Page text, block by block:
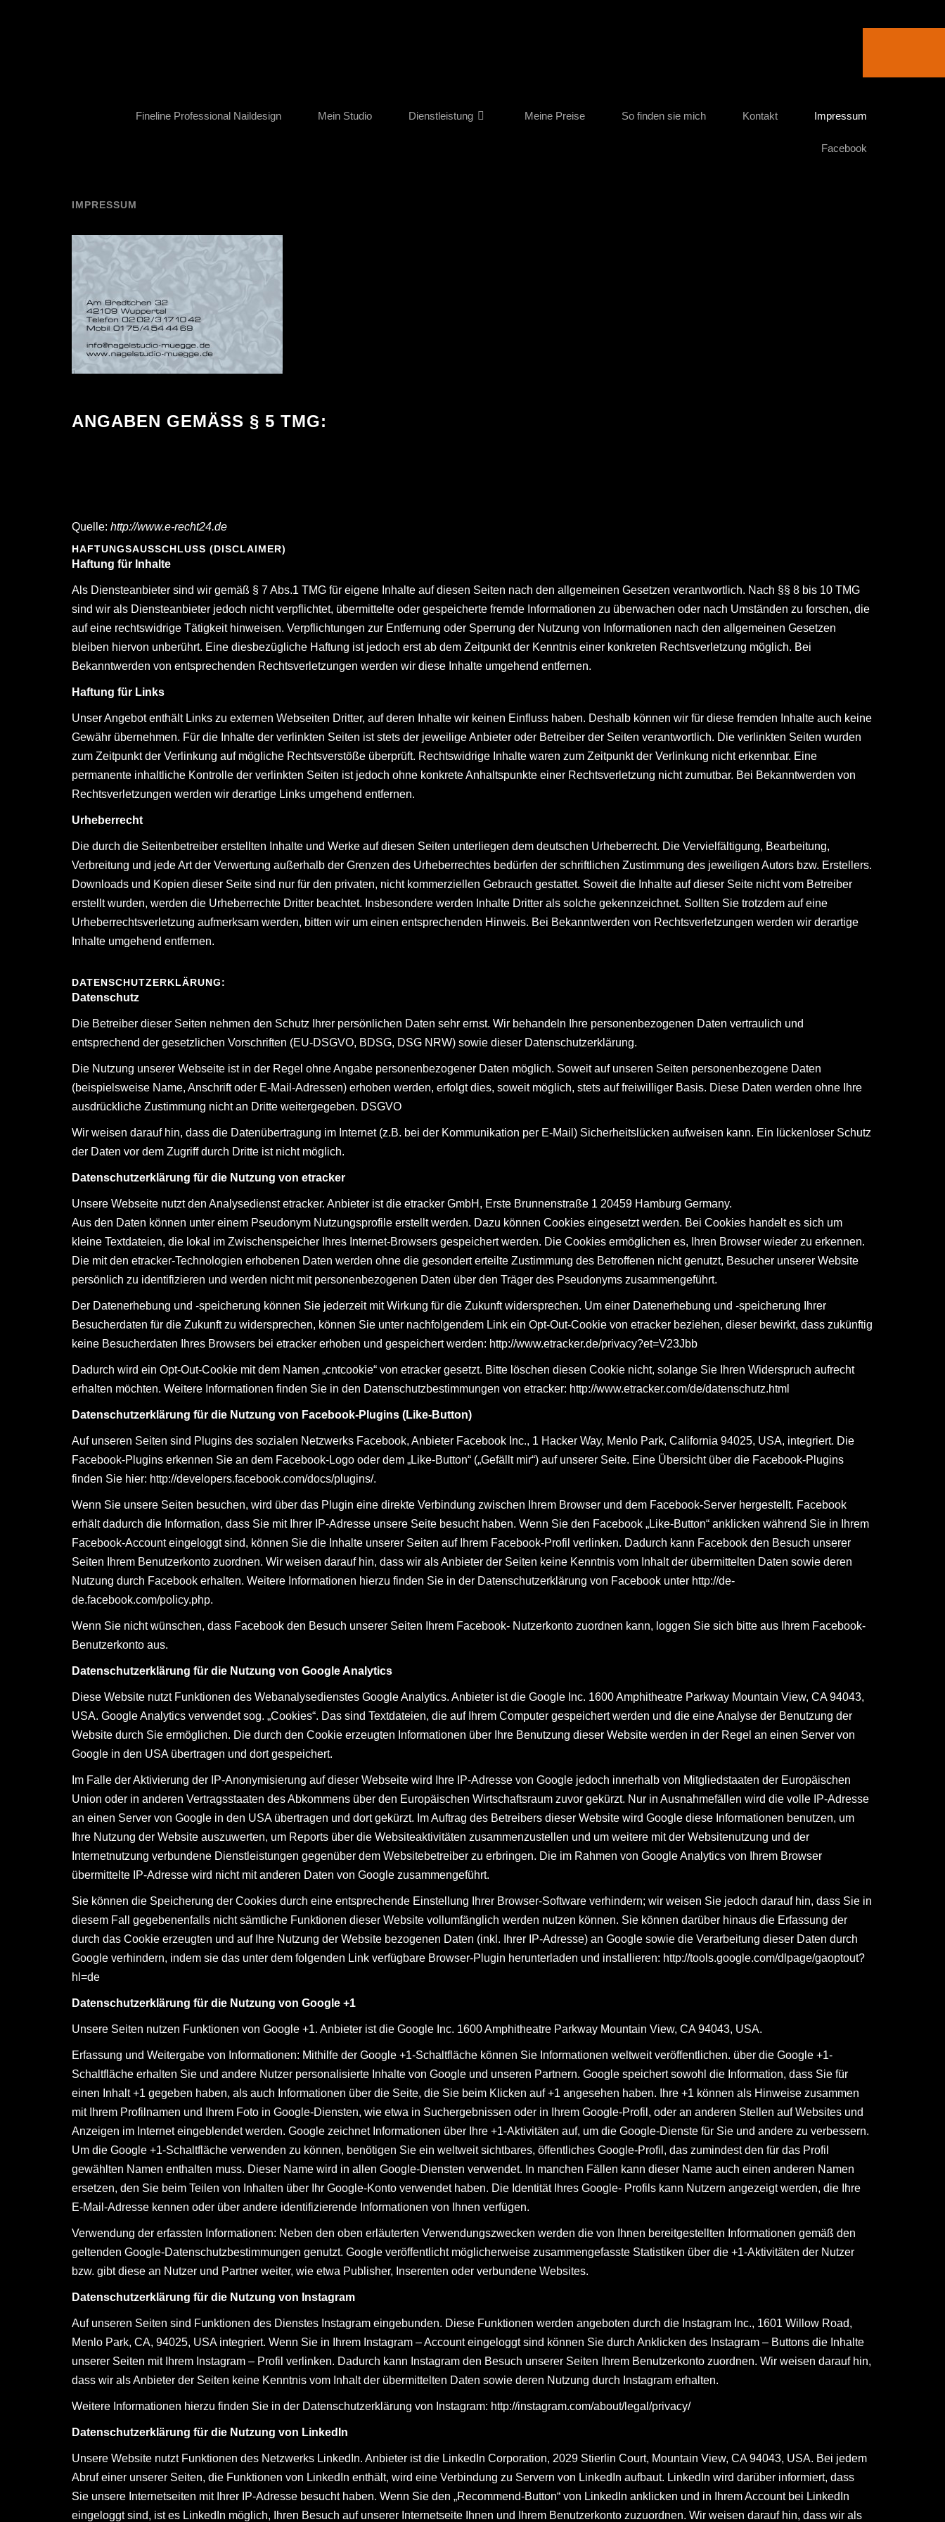
Fineline Professional Naildesign Mein Studio Dienstleistung Meine Preise So finden sie mich Kontakt Impressum
Facebook
IMPRESSUM
ANGABEN GEMÄSS § 5 TMG:
Quelle: http://www.e-recht24.de
HAFTUNGSAUSSCHLUSS (DISCLAIMER)
Haftung für Inhalte
Als Diensteanbieter sind wir gemäß § 7 Abs.1 TMG für eigene Inhalte auf diesen Seiten nach den allgemeinen Gesetzen verantwortlich. Nach §§ 8 bis 10 TMG
sind wir als Diensteanbieter jedoch nicht verpflichtet, übermittelte oder gespeicherte fremde Informationen zu überwachen oder nach Umständen zu forschen, die
auf eine rechtswidrige Tätigkeit hinweisen. Verpflichtungen zur Entfernung oder Sperrung der Nutzung von Informationen nach den allgemeinen Gesetzen
bleiben hiervon unberührt. Eine diesbezügliche Haftung ist jedoch erst ab dem Zeitpunkt der Kenntnis einer konkreten Rechtsverletzung möglich. Bei
Bekanntwerden von entsprechenden Rechtsverletzungen werden wir diese Inhalte umgehend entfernen.
Haftung für Links
Unser Angebot enthält Links zu externen Webseiten Dritter, auf deren Inhalte wir keinen Einfluss haben. Deshalb können wir für diese fremden Inhalte auch keine
Gewähr übernehmen. Für die Inhalte der verlinkten Seiten ist stets der jeweilige Anbieter oder Betreiber der Seiten verantwortlich. Die verlinkten Seiten wurden
zum Zeitpunkt der Verlinkung auf mögliche Rechtsverstöße überprüft. Rechtswidrige Inhalte waren zum Zeitpunkt der Verlinkung nicht erkennbar. Eine
permanente inhaltliche Kontrolle der verlinkten Seiten ist jedoch ohne konkrete Anhaltspunkte einer Rechtsverletzung nicht zumutbar. Bei Bekanntwerden von
Rechtsverletzungen werden wir derartige Links umgehend entfernen.
Urheberrecht
Die durch die Seitenbetreiber erstellten Inhalte und Werke auf diesen Seiten unterliegen dem deutschen Urheberrecht. Die Vervielfältigung, Bearbeitung,
Verbreitung und jede Art der Verwertung außerhalb der Grenzen des Urheberrechtes bedürfen der schriftlichen Zustimmung des jeweiligen Autors bzw. Erstellers.
Downloads und Kopien dieser Seite sind nur für den privaten, nicht kommerziellen Gebrauch gestattet. Soweit die Inhalte auf dieser Seite nicht vom Betreiber
erstellt wurden, werden die Urheberrechte Dritter beachtet. Insbesondere werden Inhalte Dritter als solche gekennzeichnet. Sollten Sie trotzdem auf eine
Urheberrechtsverletzung aufmerksam werden, bitten wir um einen entsprechenden Hinweis. Bei Bekanntwerden von Rechtsverletzungen werden wir derartige
Inhalte umgehend entfernen.
DATENSCHUTZERKLÄRUNG:
Datenschutz
Die Betreiber dieser Seiten nehmen den Schutz Ihrer persönlichen Daten sehr ernst. Wir behandeln Ihre personenbezogenen Daten vertraulich und
entsprechend der gesetzlichen Vorschriften (EU-DSGVO, BDSG, DSG NRW) sowie dieser Datenschutzerklärung.
Die Nutzung unserer Webseite ist in der Regel ohne Angabe personenbezogener Daten möglich. Soweit auf unseren Seiten personenbezogene Daten
(beispielsweise Name, Anschrift oder E-Mail-Adressen) erhoben werden, erfolgt dies, soweit möglich, stets auf freiwilliger Basis. Diese Daten werden ohne Ihre
ausdrückliche Zustimmung nicht an Dritte weitergegeben. DSGVO
Wir weisen darauf hin, dass die Datenübertragung im Internet (z.B. bei der Kommunikation per E-Mail) Sicherheitslücken aufweisen kann. Ein lückenloser Schutz
der Daten vor dem Zugriff durch Dritte ist nicht möglich.
Datenschutzerklärung für die Nutzung von etracker
Unsere Webseite nutzt den Analysedienst etracker. Anbieter ist die etracker GmbH, Erste Brunnenstraße 1 20459 Hamburg Germany.
Aus den Daten können unter einem Pseudonym Nutzungsprofile erstellt werden. Dazu können Cookies eingesetzt werden. Bei Cookies handelt es sich um
kleine Textdateien, die lokal im Zwischenspeicher Ihres Internet-Browsers gespeichert werden. Die Cookies ermöglichen es, Ihren Browser wieder zu erkennen.
Die mit den etracker-Technologien erhobenen Daten werden ohne die gesondert erteilte Zustimmung des Betroffenen nicht genutzt, Besucher unserer Website
persönlich zu identifizieren und werden nicht mit personenbezogenen Daten über den Träger des Pseudonyms zusammengeführt.
Der Datenerhebung und -speicherung können Sie jederzeit mit Wirkung für die Zukunft widersprechen. Um einer Datenerhebung und -speicherung Ihrer
Besucherdaten für die Zukunft zu widersprechen, können Sie unter nachfolgendem Link ein Opt-Out-Cookie von etracker beziehen, dieser bewirkt, dass zukünftig
keine Besucherdaten Ihres Browsers bei etracker erhoben und gespeichert werden: http://www.etracker.de/privacy?et=V23Jbb
Dadurch wird ein Opt-Out-Cookie mit dem Namen „cntcookie“ von etracker gesetzt. Bitte löschen diesen Cookie nicht, solange Sie Ihren Widerspruch aufrecht
erhalten möchten. Weitere Informationen finden Sie in den Datenschutzbestimmungen von etracker: http://www.etracker.com/de/datenschutz.html
Datenschutzerklärung für die Nutzung von Facebook-Plugins (Like-Button)
Auf unseren Seiten sind Plugins des sozialen Netzwerks Facebook, Anbieter Facebook Inc., 1 Hacker Way, Menlo Park, California 94025, USA, integriert. Die
Facebook-Plugins erkennen Sie an dem Facebook-Logo oder dem „Like-Button“ („Gefällt mir“) auf unserer Seite. Eine Übersicht über die Facebook-Plugins
finden Sie hier: http://developers.facebook.com/docs/plugins/.
Wenn Sie unsere Seiten besuchen, wird über das Plugin eine direkte Verbindung zwischen Ihrem Browser und dem Facebook-Server hergestellt. Facebook
erhält dadurch die Information, dass Sie mit Ihrer IP-Adresse unsere Seite besucht haben. Wenn Sie den Facebook „Like-Button“ anklicken während Sie in Ihrem
Facebook-Account eingeloggt sind, können Sie die Inhalte unserer Seiten auf Ihrem Facebook-Profil verlinken. Dadurch kann Facebook den Besuch unserer
Seiten Ihrem Benutzerkonto zuordnen. Wir weisen darauf hin, dass wir als Anbieter der Seiten keine Kenntnis vom Inhalt der übermittelten Daten sowie deren
Nutzung durch Facebook erhalten. Weitere Informationen hierzu finden Sie in der Datenschutzerklärung von Facebook unter http://de-
de.facebook.com/policy.php.
Wenn Sie nicht wünschen, dass Facebook den Besuch unserer Seiten Ihrem Facebook- Nutzerkonto zuordnen kann, loggen Sie sich bitte aus Ihrem Facebook-
Benutzerkonto aus.
Datenschutzerklärung für die Nutzung von Google Analytics
Diese Website nutzt Funktionen des Webanalysedienstes Google Analytics. Anbieter ist die Google Inc. 1600 Amphitheatre Parkway Mountain View, CA 94043,
USA. Google Analytics verwendet sog. „Cookies“. Das sind Textdateien, die auf Ihrem Computer gespeichert werden und die eine Analyse der Benutzung der
Website durch Sie ermöglichen. Die durch den Cookie erzeugten Informationen über Ihre Benutzung dieser Website werden in der Regel an einen Server von
Google in den USA übertragen und dort gespeichert.
Im Falle der Aktivierung der IP-Anonymisierung auf dieser Webseite wird Ihre IP-Adresse von Google jedoch innerhalb von Mitgliedstaaten der Europäischen
Union oder in anderen Vertragsstaaten des Abkommens über den Europäischen Wirtschaftsraum zuvor gekürzt. Nur in Ausnahmefällen wird die volle IP-Adresse
an einen Server von Google in den USA übertragen und dort gekürzt. Im Auftrag des Betreibers dieser Website wird Google diese Informationen benutzen, um
Ihre Nutzung der Website auszuwerten, um Reports über die Websiteaktivitäten zusammenzustellen und um weitere mit der Websitenutzung und der
Internetnutzung verbundene Dienstleistungen gegenüber dem Websitebetreiber zu erbringen. Die im Rahmen von Google Analytics von Ihrem Browser
übermittelte IP-Adresse wird nicht mit anderen Daten von Google zusammengeführt.
Sie können die Speicherung der Cookies durch eine entsprechende Einstellung Ihrer Browser-Software verhindern; wir weisen Sie jedoch darauf hin, dass Sie in
diesem Fall gegebenenfalls nicht sämtliche Funktionen dieser Website vollumfänglich werden nutzen können. Sie können darüber hinaus die Erfassung der
durch das Cookie erzeugten und auf Ihre Nutzung der Website bezogenen Daten (inkl. Ihrer IP-Adresse) an Google sowie die Verarbeitung dieser Daten durch
Google verhindern, indem sie das unter dem folgenden Link verfügbare Browser-Plugin herunterladen und installieren: http://tools.google.com/dlpage/gaoptout?
hl=de
Datenschutzerklärung für die Nutzung von Google +1
Unsere Seiten nutzen Funktionen von Google +1. Anbieter ist die Google Inc. 1600 Amphitheatre Parkway Mountain View, CA 94043, USA.
Erfassung und Weitergabe von Informationen: Mithilfe der Google +1-Schaltfläche können Sie Informationen weltweit veröffentlichen. über die Google +1-
Schaltfläche erhalten Sie und andere Nutzer personalisierte Inhalte von Google und unseren Partnern. Google speichert sowohl die Information, dass Sie für
einen Inhalt +1 gegeben haben, als auch Informationen über die Seite, die Sie beim Klicken auf +1 angesehen haben. Ihre +1 können als Hinweise zusammen
mit Ihrem Profilnamen und Ihrem Foto in Google-Diensten, wie etwa in Suchergebnissen oder in Ihrem Google-Profil, oder an anderen Stellen auf Websites und
Anzeigen im Internet eingeblendet werden. Google zeichnet Informationen über Ihre +1-Aktivitäten auf, um die Google-Dienste für Sie und andere zu verbessern.
Um die Google +1-Schaltfläche verwenden zu können, benötigen Sie ein weltweit sichtbares, öffentliches Google-Profil, das zumindest den für das Profil
gewählten Namen enthalten muss. Dieser Name wird in allen Google-Diensten verwendet. In manchen Fällen kann dieser Name auch einen anderen Namen
ersetzen, den Sie beim Teilen von Inhalten über Ihr Google-Konto verwendet haben. Die Identität Ihres Google- Profils kann Nutzern angezeigt werden, die Ihre
E-Mail-Adresse kennen oder über andere identifizierende Informationen von Ihnen verfügen.
Verwendung der erfassten Informationen: Neben den oben erläuterten Verwendungszwecken werden die von Ihnen bereitgestellten Informationen gemäß den
geltenden Google-Datenschutzbestimmungen genutzt. Google veröffentlicht möglicherweise zusammengefasste Statistiken über die +1-Aktivitäten der Nutzer
bzw. gibt diese an Nutzer und Partner weiter, wie etwa Publisher, Inserenten oder verbundene Websites.
Datenschutzerklärung für die Nutzung von Instagram
Auf unseren Seiten sind Funktionen des Dienstes Instagram eingebunden. Diese Funktionen werden angeboten durch die Instagram Inc., 1601 Willow Road,
Menlo Park, CA, 94025, USA integriert. Wenn Sie in Ihrem Instagram – Account eingeloggt sind können Sie durch Anklicken des Instagram – Buttons die Inhalte
unserer Seiten mit Ihrem Instagram – Profil verlinken. Dadurch kann Instagram den Besuch unserer Seiten Ihrem Benutzerkonto zuordnen. Wir weisen darauf hin,
dass wir als Anbieter der Seiten keine Kenntnis vom Inhalt der übermittelten Daten sowie deren Nutzung durch Instagram erhalten.
Weitere Informationen hierzu finden Sie in der Datenschutzerklärung von Instagram: http://instagram.com/about/legal/privacy/
Datenschutzerklärung für die Nutzung von LinkedIn
Unsere Website nutzt Funktionen des Netzwerks LinkedIn. Anbieter ist die LinkedIn Corporation, 2029 Stierlin Court, Mountain View, CA 94043, USA. Bei jedem
Abruf einer unserer Seiten, die Funktionen von LinkedIn enthält, wird eine Verbindung zu Servern von LinkedIn aufbaut. LinkedIn wird darüber informiert, dass
Sie unsere Internetseiten mit Ihrer IP-Adresse besucht haben. Wenn Sie den „Recommend-Button“ von LinkedIn anklicken und in Ihrem Account bei LinkedIn
eingeloggt sind, ist es LinkedIn möglich, Ihren Besuch auf unserer Internetseite Ihnen und Ihrem Benutzerkonto zuzuordnen. Wir weisen darauf hin, dass wir als